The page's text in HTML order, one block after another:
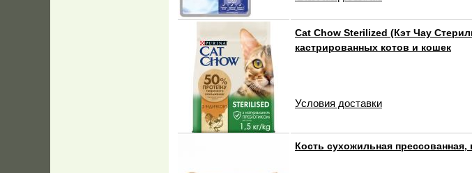
Cat Chow Sterilized (Кэт Чау
кастрированных котов и кошек
Условия доставки
Кость сухожильная